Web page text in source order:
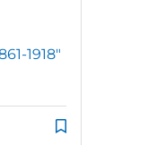
1918"